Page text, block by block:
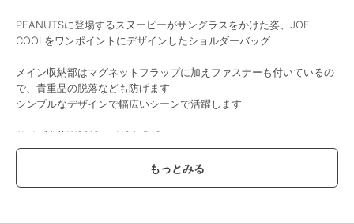
PEANUTSに登場するスヌーピーがサングラスをかけた姿、JOE
COOLをワンポイントにデザインしたショルダーバッグ
メイン収納部はマグネットフラップに加えファスナーも付いているの
で、貴重品の脱落なども防げます
シンプルなデザインで幅広いシーンで活躍します
サイズ｜約W22(24)×H24×D13cm
重量：約320g
ショルダー長さ：約67～129cm(取り外し不可)